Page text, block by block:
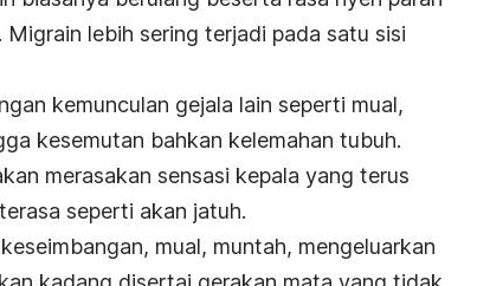
lebih sering terjadi pada satu sisi
kemunculan gejala lain seperti mual,
kesemutan bahkan kelemahan tubuh.
merasakan sensasi kepala yang terus
seperti akan jatuh.
mual, muntah, mengeluarkan